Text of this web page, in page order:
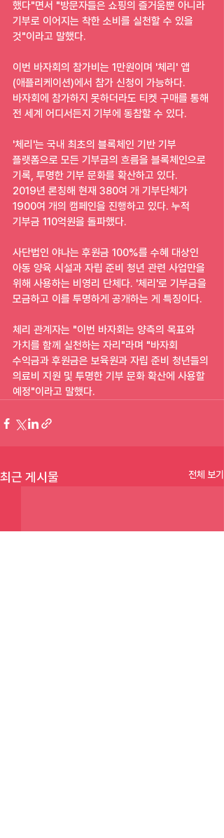
했다"면서 "방문자들은 쇼핑의 즐거움뿐 아니라
기부로 이어지는 착한 소비를 실천할 수 있을
것"이라고 말했다.
이번 바자회의 참가비는 1만원이며 '체리' 앱
(애플리케이션)에서 참가 신청이 가능하다.
바자회에 참가하지 못하더라도 티켓 구매를 통해
전 세계 어디서든지 기부에 동참할 수 있다.
'체리'는 국내 최초의 블록체인 기반 기부
플랫폼으로 모든 기부금의 흐름을 블록체인으로
기록, 투명한 기부 문화를 확산하고 있다.
2019년 론칭해 현재 380여 개 기부단체가
1900여 개의 캠페인을 진행하고 있다. 누적
기부금 110억원을 돌파했다.
사단법인 야나는 후원금 100%를 수혜 대상인
아동 양육 시설과 자립 준비 청년 관련 사업만을
위해 사용하는 비영리 단체다. '체리'로 기부금을
모금하고 이를 투명하게 공개하는 게 특징이다.
체리 관계자는 "이번 바자회는 양측의 목표와
가치를 함께 실천하는 자리"라며 "바자회
수익금과 후원금은 보육원과 자립 준비 청년들의
의료비 지원 및 투명한 기부 문화 확산에 사용할
예정"이라고 말했다.
최근 게시물 전체 보기